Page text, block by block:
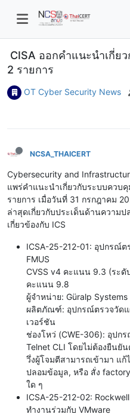
CISA ออกคำแนะนำเกี่ย
2 รายการ
OT Cyber Security News
NCSA_THAICERT
Cybersecurity and
แพร่คำแนะนำเกี่ยวกับระบบควบ
รายการ เมื่อวันที่ 31 กรกฎาคม
ล่าสุดเกี่ยวกับประเด็นด้านความ
เกี่ยวข้องกับ ICS
ICSA-25-212-01: อุปกรณ์
FMUS
CVSS v4 คะแนน 9.3 (ระดั
คะแนน 9.8
ผู้จำหน่าย: Güralp Systems
ผลิตภัณฑ์: อุปกรณ์ตรวจวัดแ
เวอร์ชัน
ช่องโหว่ (CWE-306): อุปก
Telnet CLI โดยไม่ต้องยืนยั
วึ่งผู้โจมตีสามารถเข้ามา แ
ปลอมข้อมูล, หรือ สั่ง
ใด ๆ
ICSA-25-212-02:
ทำงานร่วมกับ VMware